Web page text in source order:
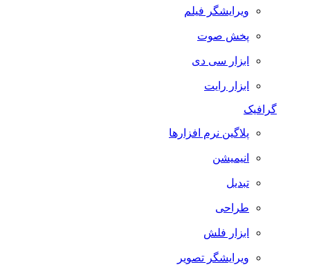
ویرایشگر فیلم
پخش صوت
ابزار سی دی
ابزار رایت
گرافیک
پلاگین نرم افزارها
انیمیشن
تبدیل
طراحی
ابزار فلش
ویرایشگر تصویر